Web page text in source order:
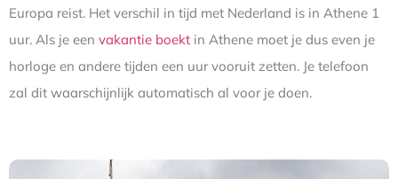
Europa reist. Het verschil in tijd met Nederland is in Athene 1
uur. Als je een vakantie boekt in Athene moet je dus even je
horloge en andere tijden een uur vooruit zetten. Je telefoon
zal dit waarschijnlijk automatisch al voor je doen.